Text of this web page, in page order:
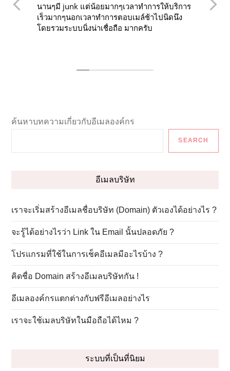
นานๆมี junk แต่น้อยมากๆเวลาทำการให้บริการ
เร็วมากๆนอกเวลาทำการตอบเมล์ช้าไปนิดนึง
โดยรวมระบบนิ่งน่าเชื่อถือ มากครับ
ค้นหาบทความเกี่ยวกับอีเมลองค์กร
SEARCH
อีเมลบริษัท
เราจะเริ่มสร้างอีเมลชื่อบริษัท (Domain) ตัวเองได้อย่างไร ?
จะรู้ได้อย่างไรว่า Link ใน Email นั้นปลอดภัย ?
โปรแกรมที่ใช้ในการเช็คอีเมลมีอะไรบ้าง ?
คิดชื่อ Domain สร้างอีเมลบริษัทกัน !
อีเมลองค์กรแตกต่างกับฟรีอีเมลอย่างไร
เราจะใช้เมลบริษัทในมือถือได้ไหม ?
ระบบที่เป็นที่นิยม